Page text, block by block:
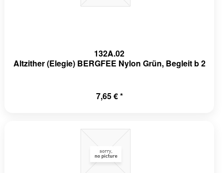
132A.02
Altzither (Elegie) BERGFEE Nylon Grün, Begleit b 2
7,65 € *